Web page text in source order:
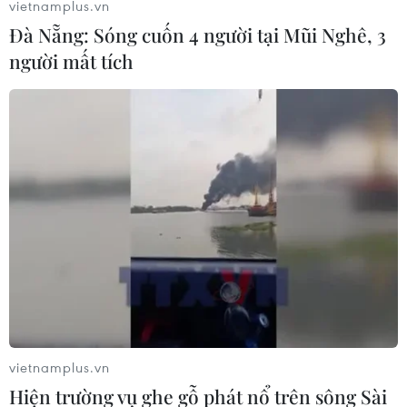
Sớm áp dụng chính sách học phí theo
Bộ Giáo dục và Đào tạo cần đánh giá một cách căn cơ,
tổng thể, toàn diện để đề xuất chính sách, lộ trình thu
học phí đối với giáo dục mầm non, giáo dục phổ thông
phù hợp với khả năng chi trả của dân.
vietnamplus.vn
Đà Nẵng: Sóng cuốn 4 người tại Mũi Nghê, 3
người mất tích
vietnamplus.vn
Hiện trường vụ ghe gỗ phát nổ trên sông Sài